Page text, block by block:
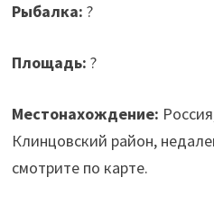
Рыбалка: ?
Площадь: ?
Местонахождение:
Клинцовский район,
смотрите по карте.